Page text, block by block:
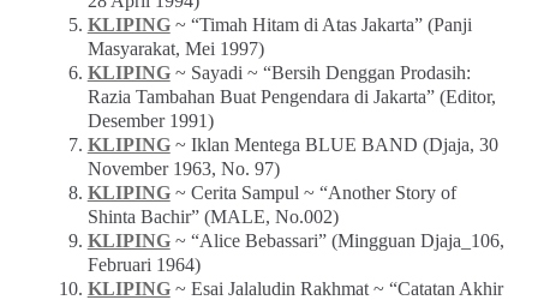
KLIPING~ “Timah Hitam di Atas Jakarta” (Panji
Masyarakat, Mei 1997)
KLIPING~ Sayadi ~ “Bersih Denggan Prodasih:
Razia Tambahan Buat Pengendara di Jakarta” (Editor,
Desember 1991)
KLIPING~ Iklan Mentega BLUE BAND (Djaja, 30
November 1963, No. 97)
KLIPING~ Cerita Sampul ~ “Another Story of
Shinta Bachir” (MALE, No.002)
KLIPING~ “Alice Bebassari” (Mingguan Djaja_106,
Februari 1964)
KLIPING~ Esai Jalaludin Rakhmat ~ “Catatan Akhir